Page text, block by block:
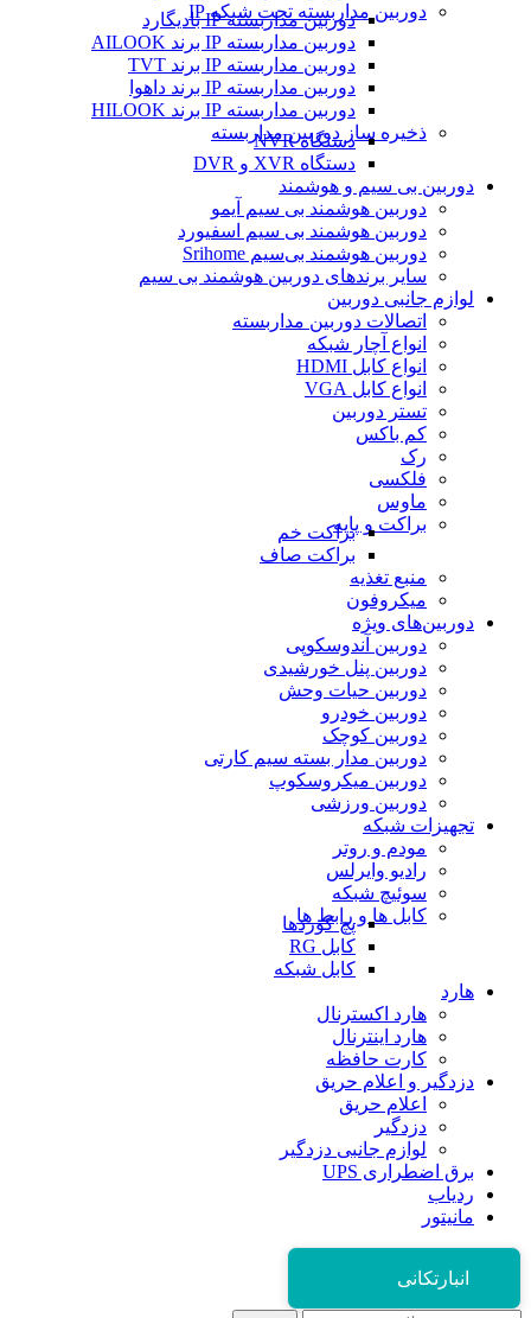
دوربین مداربسته تحت شبکه IP
دوربین مداربسته IP بادیگارد
دوربین مداربسته IP برند AILOOK
دوربین مداربسته IP برند TVT
دوربین مداربسته IP برند داهوا
دوربین مداربسته IP برند HILOOK
ذخیره ساز دوربین مداربسته
دستگاه NVR
دستگاه XVR و DVR
دوربین بی سیم و هوشمند
دوربین هوشمند بی سیم آیمو
دوربین هوشمند بی سیم اسفیورد
دوربین هوشمند بی‌سیم Srihome
سایر برندهای دوربین هوشمند بی سیم
لوازم جانبی دوربین
اتصالات دوربین مداربسته
انواع آچار شبکه
انواع کابل HDMI
انواع کابل VGA
تستر دوربین
کم باکس
رک
فلکسی
ماوس
براکت و پایهبراکت خم
براکت صاف
منبع تغذیه
میکروفون
دوربین‌های ویژه
دوربین آندوسکوپی
دوربین پنل خورشیدی
دوربین حیات وحش
دوربین خودرو
دوربین کوچک
دوربین مدار بسته سیم کارتی
دوربین میکروسکوپ
دوربین ورزشی
تجهیزات شبکه
مودم و روتر
رادیو وایرلس
سوئیچ شبکه
کابل ها و رابط ها
پچ کوردها
کابل RG
کابل شبکه
هارد
هارد اکسترنال
هارد اینترنال
کارت حافظه
دزدگیر و اعلام حریق
اعلام حریق
دزدگیر
لوازم جانبی دزدگیر
برق اضطراری UPS
ردیاب
مانیتور
انبارتکانی